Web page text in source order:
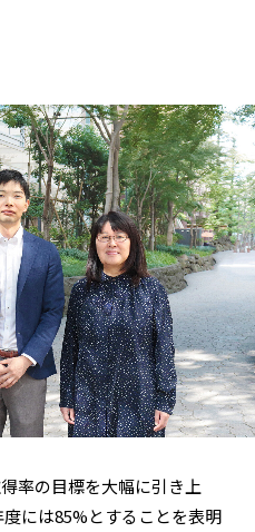
率の目標を大幅に引き上
には85%とすることを表明